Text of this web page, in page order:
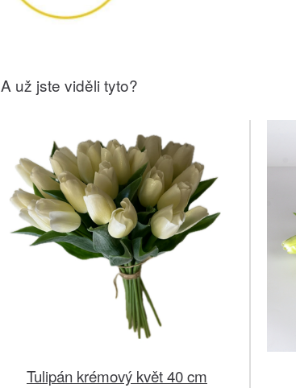
A už jste viděli tyto?
Tulipán krémový květ 40 cm